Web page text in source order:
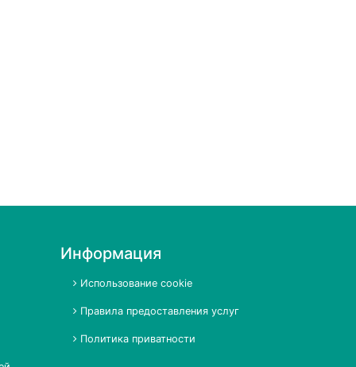
Информация
Использование cookie
Правила предоставления услуг
Политика приватности